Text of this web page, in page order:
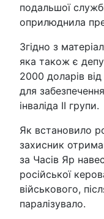
подальшої
оприлюднила
Згідно з
яка також є
2000 доларів
для
інваліда ІІ групи.
Як встановило
захисник
за Часів Яр
російської
військового,
паралізувало.